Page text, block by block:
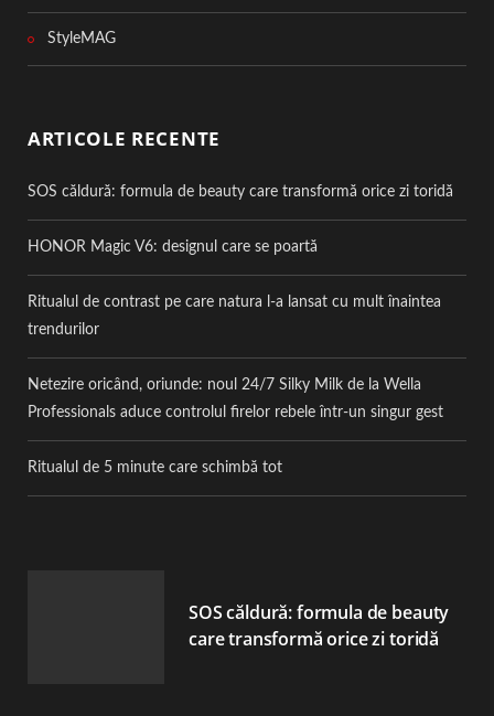
StyleMAG
ARTICOLE RECENTE
SOS căldură: formula de beauty care transformă orice zi toridă
HONOR Magic V6: designul care se poartă
Ritualul de contrast pe care natura l-a lansat cu mult înaintea
trendurilor
Netezire oricând, oriunde: noul 24/7 Silky Milk de la Wella
Professionals aduce controlul firelor rebele într-un singur gest
Ritualul de 5 minute care schimbă tot
SOS căldură: formula de beauty
care transformă orice zi toridă